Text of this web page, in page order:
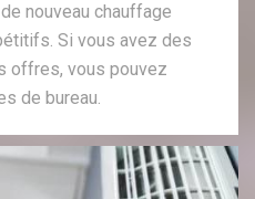
nouveau chauffage
Si vous avez des
offres, vous pouvez
de bureau.